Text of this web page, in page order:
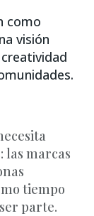
como
visión
las marcas
tiempo
parte.